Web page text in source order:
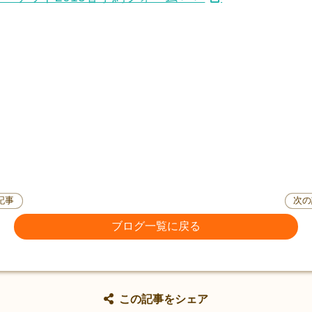
事
ブログ一覧に戻る
次
この記事をシェア